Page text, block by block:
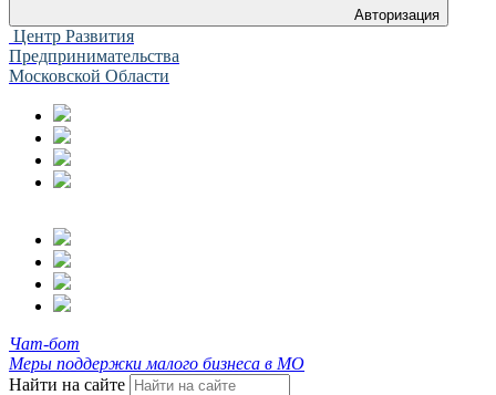
Авторизация
Центр Развития
Предпринимательства
Московской Области
Чат-бот
Меры поддержки малого бизнеса в МО
Найти на сайте